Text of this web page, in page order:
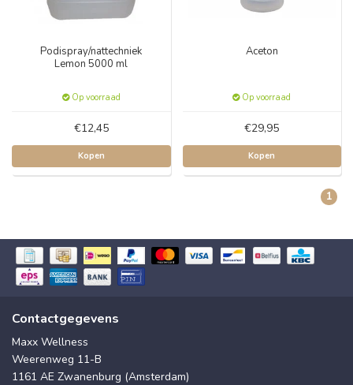
Podispray/nattechniek
Lemon 5000 ml
Op voorraad
€12,45
Kopen
Aceton
Op voorraad
€29,95
Kopen
1
Contactgegevens
Maxx Wellness
Weerenweg 11-B
1161 AE Zwanenburg (Amsterdam)